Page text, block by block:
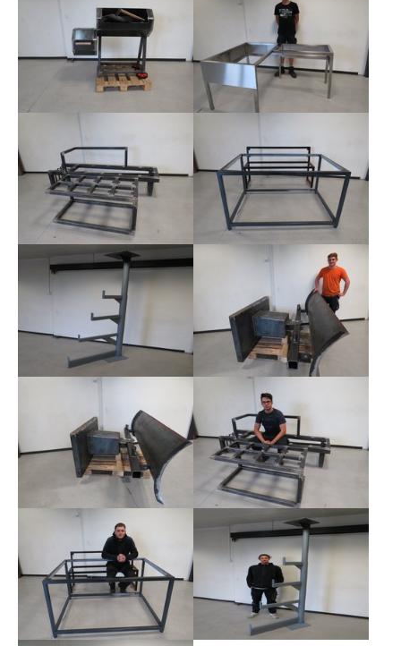
Show larger version Show larger version
Show larger version Show larger version
Show larger version
Show larger version Show larger version